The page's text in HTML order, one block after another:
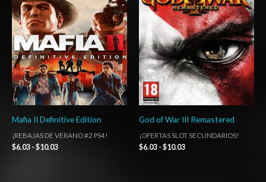
Mafia II Definitive Edition
¡REBAJAS DE VERANO #2 PS4!
$6.03 - $10.03
desde
$6.03
hasta
$10.03
God of War III Remastered
¡OFERTAS SLOT SECUNDARIOS!
$6.03 - $10.03
desde
$6.03
hasta
$10.03